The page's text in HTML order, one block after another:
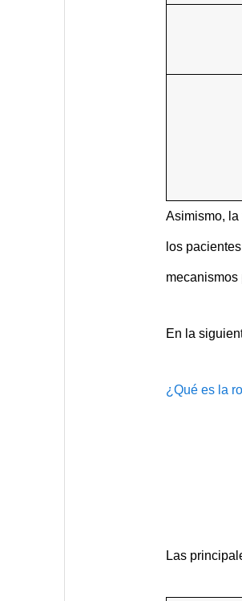
Asimismo, la
los
mecanismos
En la
¿Qué es la
Las